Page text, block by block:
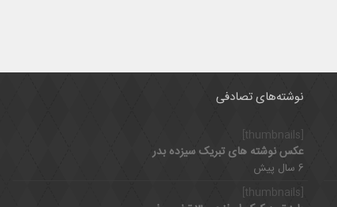
نوشته‌های تصادفی
[thumbnails]
عکس نوشته های تبریک سیزده بدر
6 سال پیش
[thumbnails]